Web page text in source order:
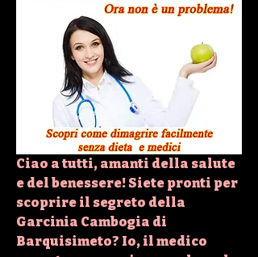
Ciao a tutti, amanti della salute
e del benessere! Siete pronti per
scoprire il segreto della
Garcinia Cambogia di
Barquisimeto? Io, il medico